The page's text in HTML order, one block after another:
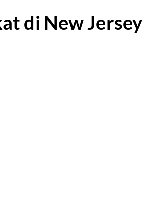
di New Jersey